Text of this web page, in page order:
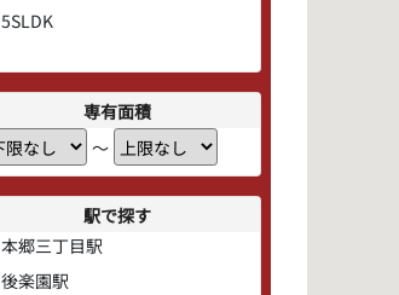
5SLDK
専有面積
〜
駅で探す
本郷三丁目駅
後楽園駅